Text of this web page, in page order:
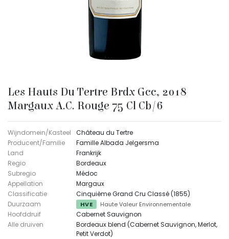
Les Hauts Du Tertre Brdx Gcc, 2018
Margaux A.C. Rouge 75 Cl Cb/6
Wijndomein/Kasteel
Château du Tertre
Producent/Familie
Famille Albada Jelgersma
Land
Frankrijk
Regio
Bordeaux
Subregio
Médoc
Appellation
Margaux
Classificatie
Cinquième Grand Cru Classé (1855)
Duurzaam
HVE Haute Valeur Environnementale
Hoofddruif
Cabernet Sauvignon
Alle druiven
Bordeaux blend (Cabernet Sauvignon, Merlot,
Petit Verdot)